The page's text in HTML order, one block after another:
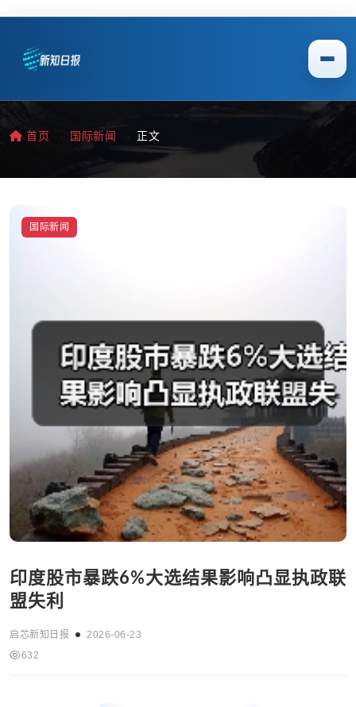
首页 国际新闻 正文
国际新闻
印度股市暴跌6%大选结果影响凸显执政联
盟失利
启芯新知日报
2026-06-23
632